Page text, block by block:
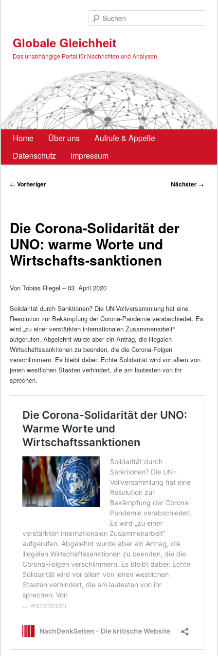
Globale Gleichheit
Das unabhängige Portal für Nachrichten und Analysen
Hauptmenü
Home Über uns
Aufrufe & Appelle
Datenschutz
Impressum
Beitragsnavigation
← Vorheriger Nächster →
Die Corona-Solidarität der
UNO: warme Worte und
Wirtschafts-sanktionen
Von Tobias Riegel – 03. April 2020
Solidarität durch Sanktionen? Die UN-Vollversammlung hat eine
Resolution zur Bekämpfung der Corona-Pandemie verabschiedet. Es
wird „zu einer verstärkten internationalen Zusammenarbeit“
aufgerufen. Abgelehnt wurde aber ein Antrag, die illegalen
Wirtschaftssanktionen zu beenden, die die Corona-Folgen
verschlimmern. Es bleibt dabei: Echte Solidarität wird vor allem von
jenen westlichen Staaten verhindert, die am lautesten von ihr
sprechen.